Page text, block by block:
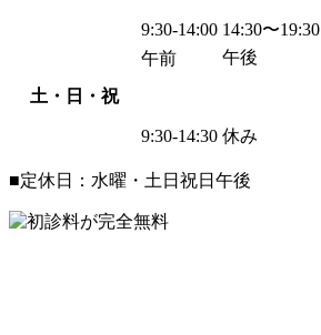
9:30-14:00 14:30〜19:30
土・日・祝
午前
9:30-14:30
午後
休み
■定休日：水曜・土日祝日午後